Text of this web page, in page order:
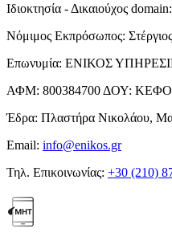
Ιδιοκτησία - Δικαιούχος domain:
Νόμιμος Εκπρόσωπος:
Επωνυμία: ΕΝΙΚΟΣ
ΑΦΜ: 800384700 ΔΟΥ:
Έδρα: Πλαστήρα Νικολάου,
Email: info@enikos.gr
Τηλ. Επικοινωνίας: +30 (210)